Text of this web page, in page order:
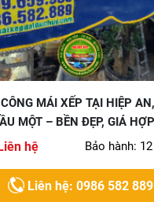
MÁI XẾP TẠI HIỆP
MỘT – BỀN ĐẸP, GIÁ
hệ Bảo hành:
Liên hệ: 0986 582 889